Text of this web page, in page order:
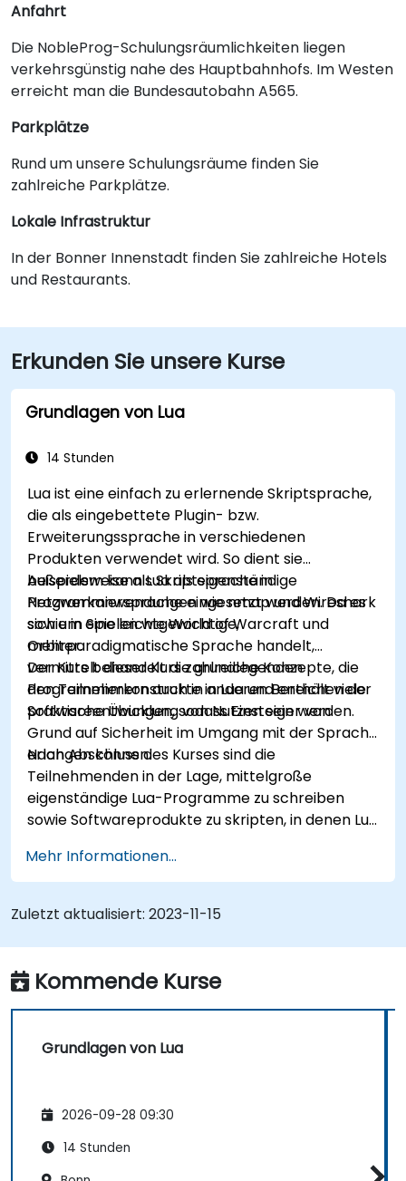
Anfahrt
Die NobleProg-Schulungsräumlichkeiten liegen
verkehrsgünstig nahe des Hauptbahnhofs. Im Westen
erreicht man die Bundesautobahn A565.
Parkplätze
Rund um unsere Schulungsräume finden Sie
zahlreiche Parkplätze.
Lokale Infrastruktur
In der Bonner Innenstadt finden Sie zahlreiche Hotels
und Restaurants.
Erkunden Sie unsere Kurse
Grundlagen von Lua
14 Stunden
Lua ist eine einfach zu erlernende Skriptsprache,
die als eingebettete Plugin- bzw.
Erweiterungssprache in verschiedenen
Produkten verwendet wird. So dient sie
beispielsweise als Skriptsprache in
Netzwerkanwendungen wie nmap und Wireshark
sowie in Spielen wie World of Warcraft und
Orbiter.
Außerdem kann Lua als eigenständige
Programmiersprache eingesetzt werden. Da es
sich um eine leichtgewichtige,
mehrparadigmatische Sprache handelt,
vermittelt dieser Kurs zahlreiche Konzepte, die
den Teilnehmern auch in anderen Bereichen der
Softwareentwicklung von Nutzen sein werden.
Der Kurs behandelt die grundlegenden
Programmierkonstrukte in Lua und enthält viele
praktische Übungen, sodass Einsteiger von
Grund auf Sicherheit im Umgang mit der Sprache
erlangen können.
Nach Abschluss des Kurses sind die
Teilnehmenden in der Lage, mittelgroße
eigenständige Lua-Programme zu schreiben
sowie Softwareprodukte zu skripten, in denen Lua
Mehr Informationen...
Zuletzt aktualisiert: 2023-11-15
Kommende Kurse
Grundlagen von Lua
2026-09-28 09:30
14 Stunden